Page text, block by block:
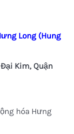
Long (Hung
Kim, Quận
hóa Hưng